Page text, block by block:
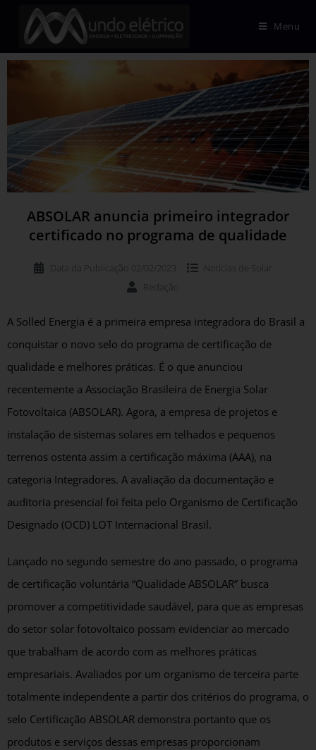
Menu
ABSOLAR anuncia primeiro integrador
certificado no programa de qualidade
Data da Publicação 02/02/2023 Notícias de
Solar
Redação
A Solled Energia é a primeira empresa integradora do Brasil a
conquistar o novo selo do programa de certificação de
qualidade e melhores práticas. É o que anunciou
recentemente a Associação Brasileira de Energia Solar
Fotovoltaica (ABSOLAR). Agora, a empresa de projetos e
instalação de sistemas solares em telhados e pequenos
terrenos ostenta assim a certificação máxima (AAA), na
categoria Integradores. A avaliação da documentação e
auditoria presencial foi feita pelo Organismo de Certificação
Designado (OCD) LOT Internacional Brasil.
Lançado no segundo semestre do ano passado, o programa
de certificação voluntária “Qualidade ABSOLAR” busca
promover a competitividade saudável, para que as empresas
do setor solar fotovoltaico possam evidenciar ao mercado
que trabalham de acordo com as melhores práticas
empresariais. Avaliados por um organismo de terceira parte
totalmente independente a partir dos critérios do programa, o
selo Certificação ABSOLAR demonstra portanto que os
produtos e serviços dessas empresas proporcionam